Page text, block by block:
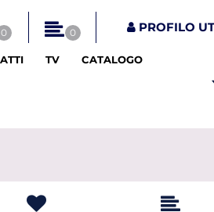
disponibili.
0 0 PROFILO
TV CATALOGO